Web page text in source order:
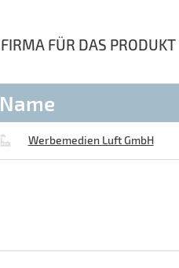
FIRMA FÜR DAS PRODUKT
Name
Werbemedien Luft GmbH